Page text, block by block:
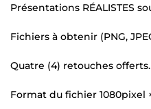
Présentations RÉALISTES
Fichiers à obtenir (PNG,
Quatre (4) retouches offerts.
Format du fichier 1080pixel